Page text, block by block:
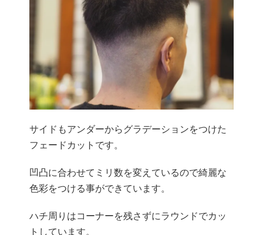
サイドもアンダーからグラデーションをつけた
フェードカットです。
凹凸に合わせてミリ数を変えているので綺麗な
色彩をつける事ができています。
ハチ周りはコーナーを残さずにラウンドでカッ
トしています。